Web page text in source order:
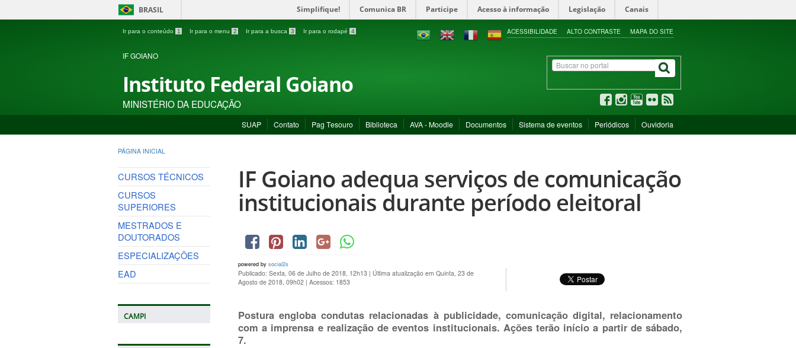
BRASIL Simplifique! Comunica BR Participe Acesso à informação Legislação Canais
Ir para o conteúdo 1 Ir para o menu 2 Ir para a busca 3 Ir para o rodapé 4 ACESSIBILIDADE ALTO CONTRASTE MAPA DO SITE
IF GOIANO
Instituto Federal Goiano
MINISTÉRIO DA EDUCAÇÃO
SUAP Contato Pag Tesouro Biblioteca AVA - Moodle Documentos Sistema de eventos Periódicos Ouvidoria
PÁGINA INICIAL
CURSOS TÉCNICOS
CURSOS
SUPERIORES
MESTRADOS E
DOUTORADOS
ESPECIALIZAÇÕES
EAD
CAMPI
IF Goiano adequa serviços de comunicação
institucionais durante período eleitoral
powered by social2s
Publicado: Sexta, 06 de Julho de 2018, 12h13 | Última atualização em Quinta, 23 de
Agosto de 2018, 09h02 | Acessos: 1853
Postura engloba condutas relacionadas à publicidade, comunicação digital, relacionamento
com a imprensa e realização de eventos institucionais. Ações terão início a partir de sábado,
7.